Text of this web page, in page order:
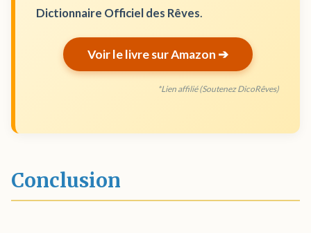
Dictionnaire Officiel des Rêves.
Voir le livre sur Amazon ➔
*Lien affilié (Soutenez DicoRêves)
Conclusion